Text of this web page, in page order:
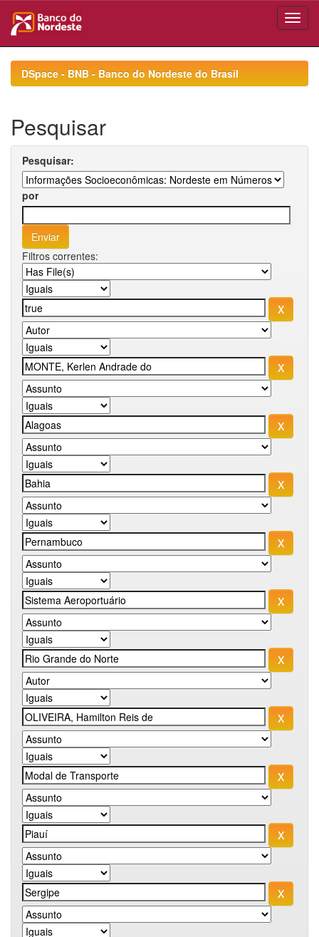
navigationDSpace - BNB - Banco do Nordeste do Brasil
Pesquisar
Pesquisar:
por
Filtros correntes: